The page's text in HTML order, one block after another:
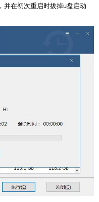
并在初次重启时拔掉u盘启动